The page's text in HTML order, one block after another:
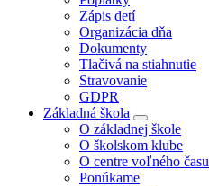
Zápis detí
Organizácia dňa
Dokumenty
Tlačivá na stiahnutie
Stravovanie
GDPR
Základná škola
O základnej škole
O školskom klube
O centre voľného času
Ponúkame